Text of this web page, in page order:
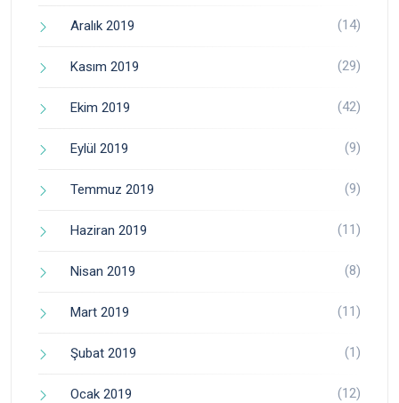
Aralık 2019 (14)
Kasım 2019 (29)
Ekim 2019 (42)
Eylül 2019 (9)
Temmuz 2019 (9)
Haziran 2019 (11)
Nisan 2019 (8)
Mart 2019 (11)
Şubat 2019 (1)
Ocak 2019 (12)